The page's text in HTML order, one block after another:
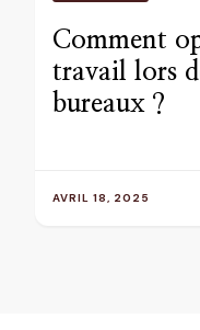
Comment
travail lors
bureaux ?
AVRIL 18, 2025